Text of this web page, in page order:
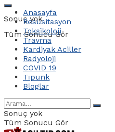
Sonuç yok
Tüm Sonucu Gör
Anasayfa
Resusitasyon
Toksikoloji
Travma
Kardiyak Aciller
Radyoloji
COVID 19
Tıpunk
Bloglar
Sonuç yok
Tüm Sonucu Gör